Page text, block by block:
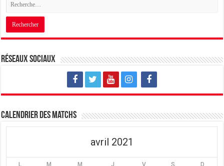
Réseaux sociaux
Calendrier des matchs
avril 2021
L M M J V S D